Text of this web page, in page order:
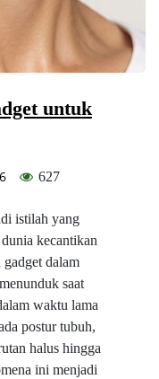
untuk
627
istilah yang
kecantikan
dalam
saat
waktu lama
postur tubuh,
halus hingga
ini menjadi